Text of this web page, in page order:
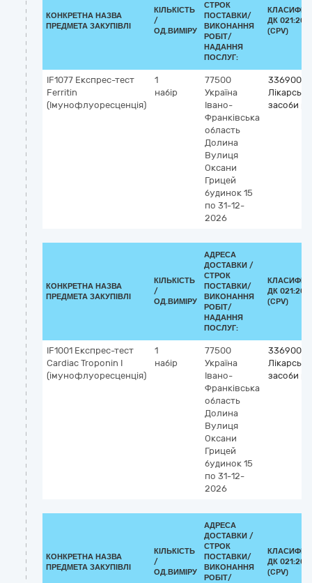
КОНКРЕТНА НАЗВА
ПРЕДМЕТА ЗАКУПІВЛІ
КІЛЬКІСТЬ
/
ОД.ВИМІРУ
СТРОК
ПОСТАВКИ/
ВИКОНАННЯ
РОБІТ/
НАДАННЯ
ПОСЛУГ:
ДК
(CPV)
IF1077 Експрес-тест
Ferritin
(Імунофлуоресценція)
1
набір
77500
Україна
Івано-
Франківська
область
Долина
Вулиця
Оксани
Грицей
будинок 15
по 31-12-
2026
Лікарські
засоби
КОНКРЕТНА НАЗВА
ПРЕДМЕТА ЗАКУПІВЛІ
КІЛЬКІСТЬ
/
ОД.ВИМІРУ
АДРЕСА
ДОСТАВКИ /
СТРОК
ПОСТАВКИ/
ВИКОНАННЯ
РОБІТ/
НАДАННЯ
ПОСЛУГ:
ДК
(CPV)
IF1001 Експрес-тест
Cardiac Troponin I
(імунофлуоресценція)
1
набір
77500
Україна
Івано-
Франківська
область
Долина
Вулиця
Оксани
Грицей
будинок 15
по 31-12-
2026
Лікарські
засоби
КОНКРЕТНА НАЗВА
ПРЕДМЕТА ЗАКУПІВЛІ
КІЛЬКІСТЬ
/
ОД.ВИМІРУ
АДРЕСА
ДОСТАВКИ /
СТРОК
ПОСТАВКИ/
ВИКОНАННЯ
РОБІТ/
ДК
(CPV)